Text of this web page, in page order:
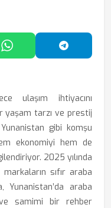
WhatsApp'ta Paylaş
ulaşım ihtiyacını
yaşam tarzı ve prestij
gibi komşu
ekonomiyi hem de
2025 yılında
sıfır araba
Yunanistan’da araba
samimi bir rehber